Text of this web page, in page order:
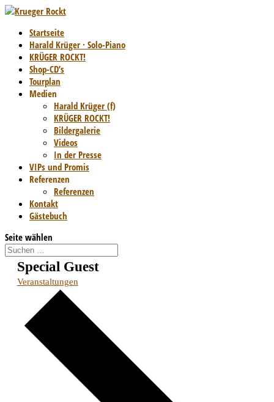
Startseite
Harald Krüger · Solo-Piano
KRÜGER ROCKT!
Shop-CD’s
Tourplan
Medien
Harald Krüger (f)
KRÜGER ROCKT!
Bildergalerie
Videos
In der Presse
VIPs und Promis
Referenzen
Referenzen
Kontakt
Gästebuch
Seite wählen
Special Guest
Veranstaltungen